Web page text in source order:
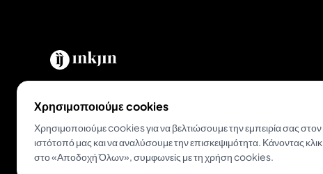
Ενδυναμώνουμε tattoo artists και λάτρεις του
πλατφόρμα για σύγχρονα στούντιο και
καλλιτέχνες.
Χρησιμοποιούμε cookies
Χρησιμοποιούμε cookies για να βελτιώσουμε την εμπειρία σας στον
ιστότοπό μας και να αναλύσουμε την επισκεψιμότητα. Κάνοντας κλικ
στο «Αποδοχή Όλων», συμφωνείς με τη χρήση cookies.